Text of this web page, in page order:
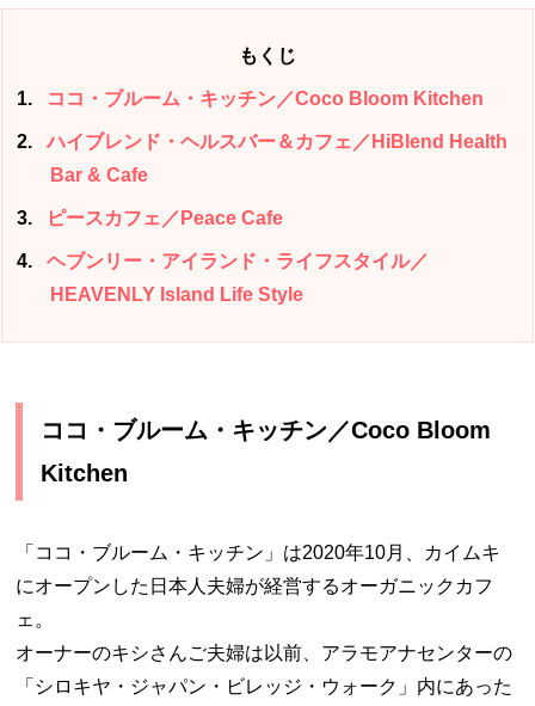
もくじ
1 ココ・ブルーム・キッチン／Coco Bloom Kitchen
2
ハイブレンド・ヘルスバー＆カフェ／HiBlend Health
Bar & Cafe
3 ピースカフェ／Peace Cafe
4
ヘブンリー・アイランド・ライフスタイル／
HEAVENLY Island Life Style
ココ・ブルーム・キッチン／Coco Bloom
Kitchen
「ココ・ブルーム・キッチン」は2020年10月、カイムキ
にオープンした日本人夫婦が経営するオーガニックカフ
ェ。
オーナーのキシさんご夫婦は以前、アラモアナセンターの
「シロキヤ・ジャパン・ビレッジ・ウォーク」内にあった